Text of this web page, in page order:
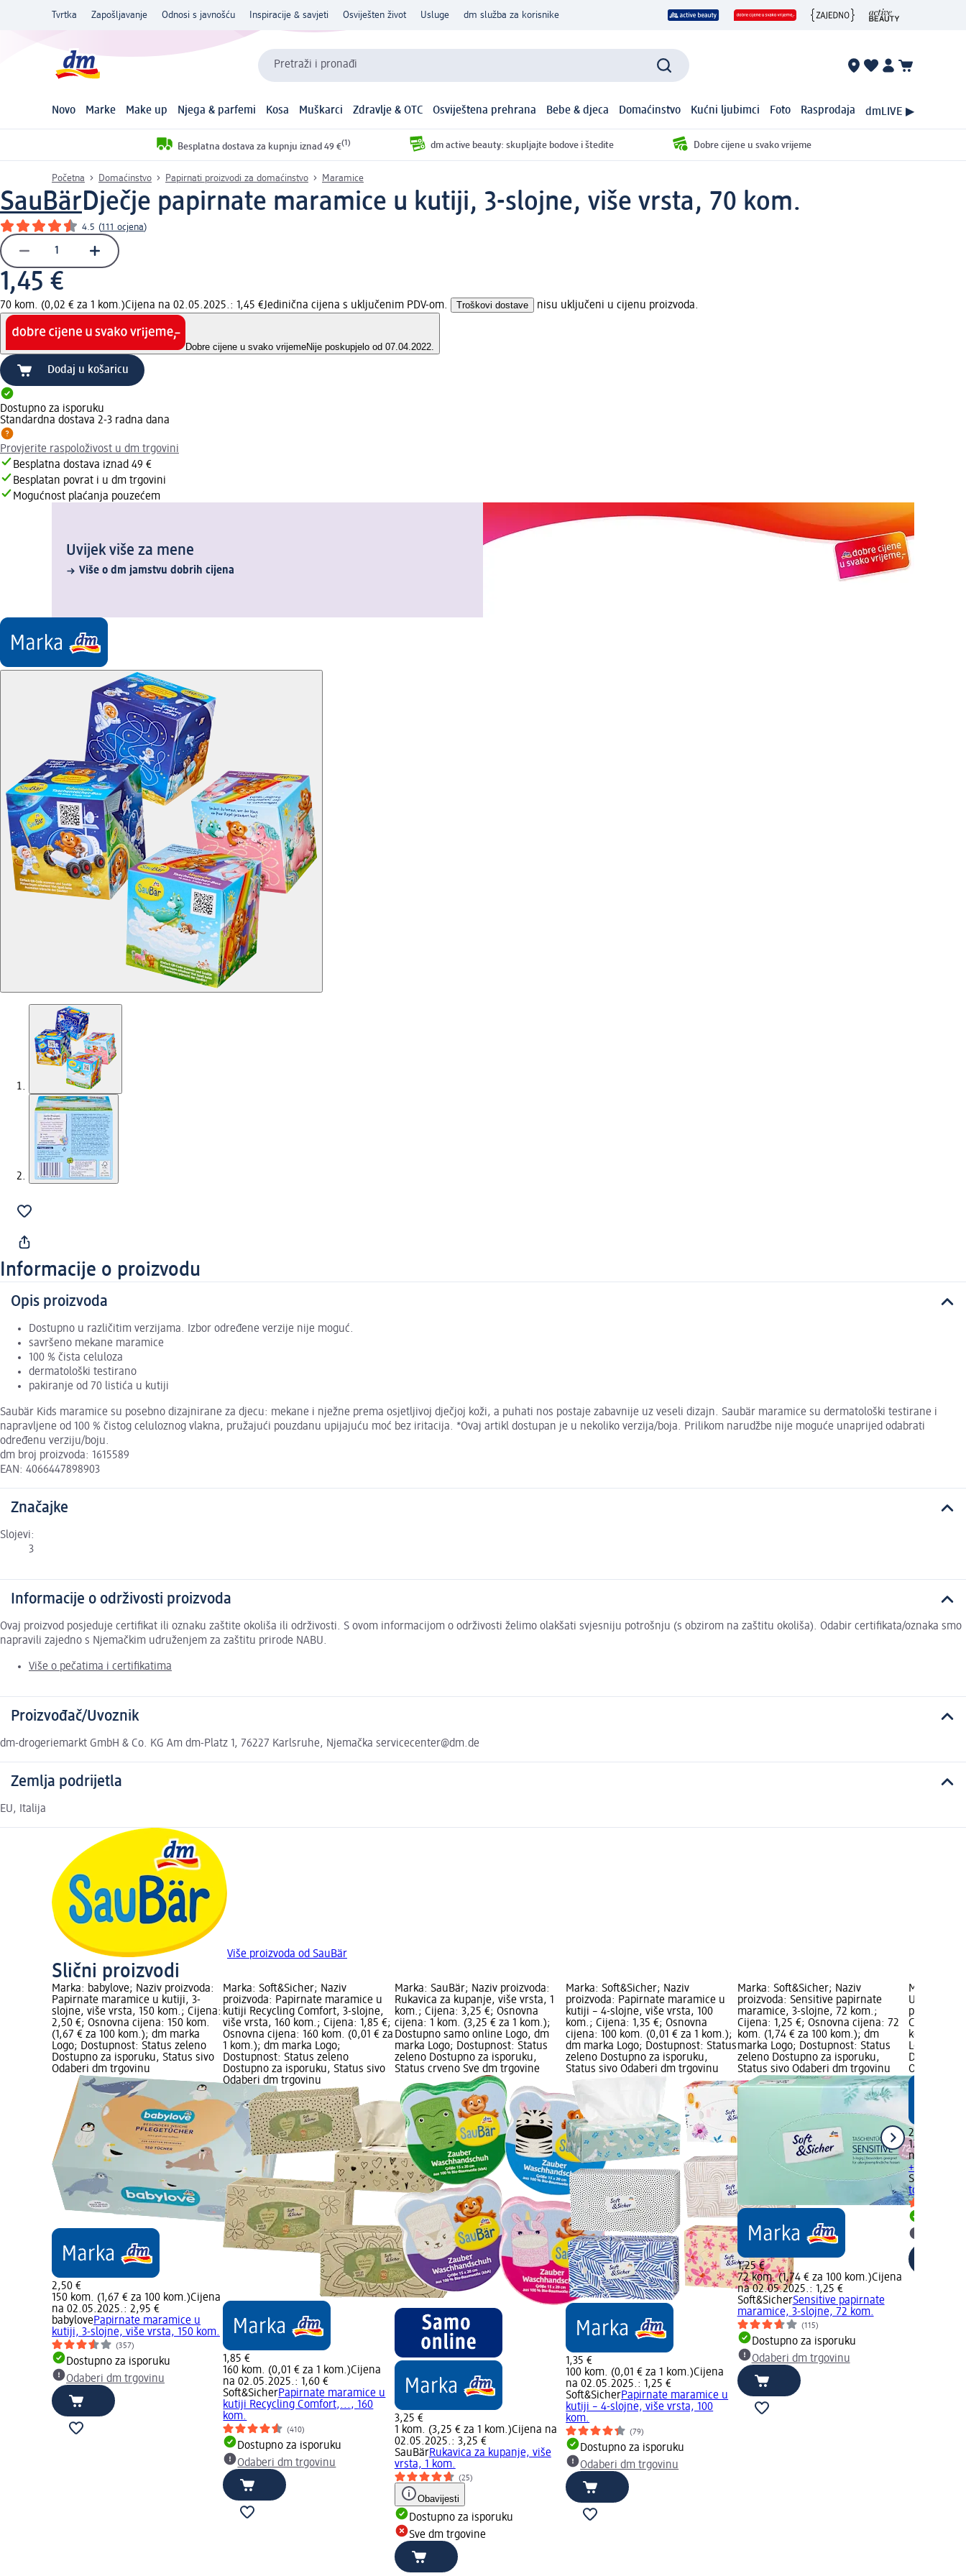
Tvrtka Zapošljavanje Odnosi s javnošću Inspiracije & savjeti Osviješten život Usluge dm služba za korisnike
Pretraži i pronađi
Novo Marke Make up Njega & parfemi Kosa Muškarci Zdravlje & OTC Osviještena prehrana Bebe & djeca Domaćinstvo Kućni ljubimci Foto Rasprodaja dmLIVE ▶
Besplatna dostava za kupnju iznad 49 €(1) dm active beauty: skupljajte bodove i štedite Dobre cijene u svako vrijeme
Početna Domaćinstvo Papirnati proizvodi za domaćinstvo Maramice
SauBärDječje papirnate maramice u kutiji, 3-slojne, više vrsta, 70 kom.
4.5 (111 ocjena)
1,45 €
70 kom. (0,02 € za 1 kom.)Cijena na 02.05.2025.: 1,45 €Jedinična cijena s uključenim PDV-om. Troškovi dostave nisu uključeni u cijenu proizvoda.
Dobre cijene u svako vrijemeNije poskupjelo od 07.04.2022.
Dodaj u košaricu
Dostupno za isporuku
Standardna dostava 2-3 radna dana
Provjerite raspoloživost u dm trgovini
Besplatna dostava iznad 49 €
Besplatan povrat i u dm trgovini
Mogućnost plaćanja pouzećem
Uvijek više za mene
Više o dm jamstvu dobrih cijena
Informacije o proizvodu
Opis proizvoda
Dostupno u različitim verzijama. Izbor određene verzije nije moguć.
savršeno mekane maramice
100 % čista celuloza
dermatološki testirano
pakiranje od 70 listića u kutiji
Saubär Kids maramice su posebno dizajnirane za djecu: mekane i nježne prema osjetljivoj dječjoj koži, a puhati nos postaje zabavnije uz veseli dizajn. Saubär maramice su dermatološki testirane i
napravljene od 100 % čistog celuloznog vlakna, pružajući pouzdanu upijajuću moć bez iritacija. *Ovaj artikl dostupan je u nekoliko verzija/boja. Prilikom narudžbe nije moguće unaprijed odabrati
određenu verziju/boju.
dm broj proizvoda: 1615589
EAN: 4066447898903
Značajke
Slojevi:
3
Informacije o održivosti proizvoda
Ovaj proizvod posjeduje certifikat ili oznaku zaštite okoliša ili održivosti. S ovom informacijom o održivosti želimo olakšati svjesniju potrošnju (s obzirom na zaštitu okoliša). Odabir certifikata/oznaka smo
napravili zajedno s Njemačkim udruženjem za zaštitu prirode NABU.
Više o pečatima i certifikatima
Proizvođač/Uvoznik
dm-drogeriemarkt GmbH & Co. KG Am dm-Platz 1, 76227 Karlsruhe, Njemačka servicecenter@dm.de
Zemlja podrijetla
EU, Italija
Više proizvoda od SauBär
Slični proizvodi
Marka: babylove; Naziv proizvoda:
Papirnate maramice u kutiji, 3-
slojne, više vrsta, 150 kom.; Cijena:
2,50 €; Osnovna cijena: 150 kom.
(1,67 € za 100 kom.); dm marka
Logo; Dostupnost: Status zeleno
Dostupno za isporuku, Status sivo
Odaberi dm trgovinu
2,50 €
150 kom. (1,67 € za 100 kom.)Cijena
na 02.05.2025.: 2,95 €
babylovePapirnate maramice u
kutiji, 3-slojne, više vrsta, 150 kom.
(357)
Dostupno za isporuku
Odaberi dm trgovinu
Marka: Soft&Sicher; Naziv
proizvoda: Papirnate maramice u
kutiji Recycling Comfort, 3-slojne,
više vrsta, 160 kom.; Cijena: 1,85 €;
Osnovna cijena: 160 kom. (0,01 € za
1 kom.); dm marka Logo;
Dostupnost: Status zeleno
Dostupno za isporuku, Status sivo
Odaberi dm trgovinu
1,85 €
160 kom. (0,01 € za 1 kom.)Cijena
na 02.05.2025.: 1,60 €
Soft&SicherPapirnate maramice u
kutiji Recycling Comfort,..., 160
kom.
(410)
Dostupno za isporuku
Odaberi dm trgovinu
Marka: SauBär; Naziv proizvoda:
Rukavica za kupanje, više vrsta, 1
kom.; Cijena: 3,25 €; Osnovna
cijena: 1 kom. (3,25 € za 1 kom.);
Dostupno samo online Logo, dm
marka Logo; Dostupnost: Status
zeleno Dostupno za isporuku,
Status crveno Sve dm trgovine
3,25 €
1 kom. (3,25 € za 1 kom.)Cijena na
02.05.2025.: 3,25 €
SauBärRukavica za kupanje, više
vrsta, 1 kom.
(25)
Obavijesti
Dostupno za isporuku
Sve dm trgovine
Marka: Soft&Sicher; Naziv
proizvoda: Papirnate maramice u
kutiji – 4-slojne, više vrsta, 100
kom.; Cijena: 1,35 €; Osnovna
cijena: 100 kom. (0,01 € za 1 kom.);
dm marka Logo; Dostupnost: Status
zeleno Dostupno za isporuku,
Status sivo Odaberi dm trgovinu
1,35 €
100 kom. (0,01 € za 1 kom.)Cijena
na 02.05.2025.: 1,25 €
Soft&SicherPapirnate maramice u
kutiji – 4-slojne, više vrsta, 100
kom.
(79)
Dostupno za isporuku
Odaberi dm trgovinu
Marka: Soft&Sicher; Naziv
proizvoda: Sensitive papirnate
maramice, 3-slojne, 72 kom.;
Cijena: 1,25 €; Osnovna cijena: 72
kom. (1,74 € za 100 kom.); dm
marka Logo; Dostupnost: Status
zeleno Dostupno za isporuku,
Status sivo Odaberi dm trgovinu
1,25 €
72 kom. (1,74 € za 100 kom.)Cijena
na 02.05.2025.: 1,25 €
Soft&SicherSensitive papirnate
maramice, 3-slojne, 72 kom.
(115)
Dostupno za isporuku
Odaberi dm trgovinu
Marka:
Ultra
papir, 2 x
Cijena:
kom. (0,02
Logo;
Dostupno
Odaberi
2,85 €
120 kom.
na
+ 1
SauBär
toaletni